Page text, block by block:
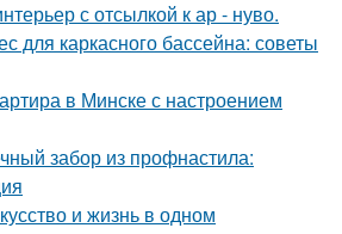
с отсылкой к ар - нуво.
для каркасного бассейна: советы
в Минске с настроением
забор из профнастила:
и жизнь в одном